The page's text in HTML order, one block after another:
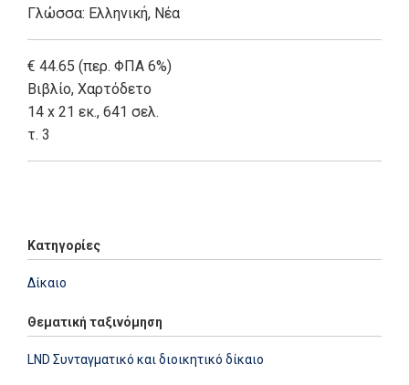
Γλώσσα: Ελληνική, Νέα
€ 44.65 (περ. ΦΠΑ 6%)
Βιβλίο, Χαρτόδετο
14 x 21 εκ., 641 σελ.
τ. 3
Κατηγορίες
Δίκαιο
Θεματική ταξινόμηση
LND Συνταγματικό και διοικητικό δίκαιο